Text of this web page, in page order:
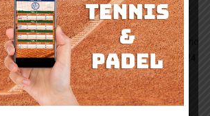
mide60 × 17 centímetros: compacto, fácil de
vallas, ideal para pistas pequeñas o espacios
tiene78 × 17 centímetros—equilibrio
de espacio. El Modelo Grandemide118 × 24
para pistas principales y clubes con
público.